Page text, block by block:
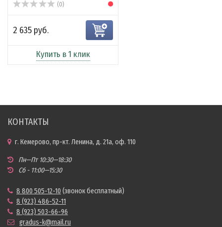
(0)
2 635 руб.
Купить в 1 клик
КОНТАКТЫ
г. Кемерово, пр-кт. Ленина, д. 21а, оф. 110
Пн—Пт 10:30—18:30
Сб - 11:00—15:30
8 800 505-12-10 (звонок бесплатный)
8 (923) 486-52-11
8 (923) 503-66-96
gradus-k@mail.ru